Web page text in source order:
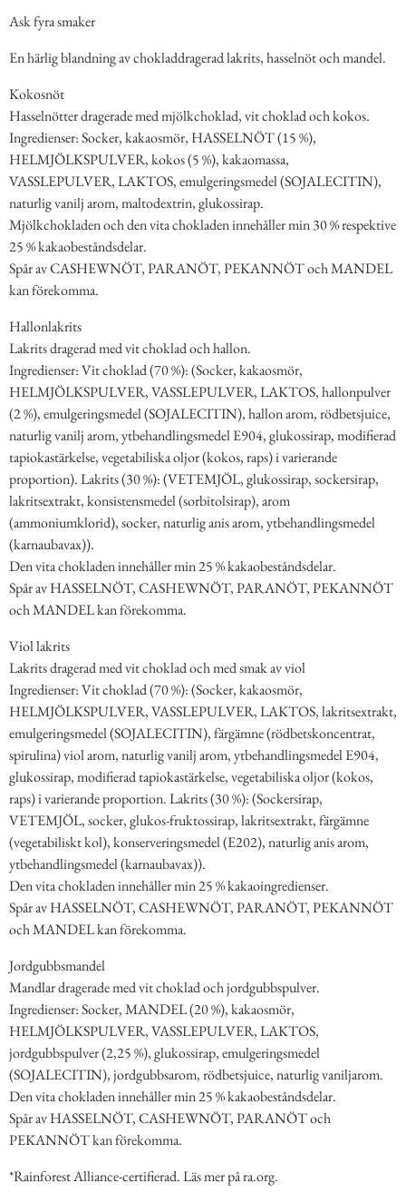
Ask fyra smaker
En härlig blandning av chokladdragerad lakrits, hasselnöt och mandel.
Kokosnöt
Hasselnötter dragerade med mjölkchoklad, vit choklad och kokos.
Ingredienser: Socker, kakaosmör, HASSELNÖT (15 %),
HELMJÖLKSPULVER, kokos (5 %), kakaomassa,
VASSLEPULVER, LAKTOS, emulgeringsmedel (SOJALECITIN),
naturlig vanilj arom, maltodextrin, glukossirap.
Mjölkchokladen och den vita chokladen innehåller min 30 % respektive
25 % kakaobeståndsdelar.
Spår av CASHEWNÖT, PARANÖT, PEKANNÖT och MANDEL
kan förekomma.
Hallonlakrits
Lakrits dragerad med vit choklad och hallon.
Ingredienser: Vit choklad (70 %): (Socker, kakaosmör,
HELMJÖLKSPULVER, VASSLEPULVER, LAKTOS, hallonpulver
(2 %), emulgeringsmedel (SOJALECITIN), hallon arom, rödbetsjuice,
naturlig vanilj arom, ytbehandlingsmedel E904, glukossirap, modifierad
tapiokastärkelse, vegetabiliska oljor (kokos, raps) i varierande
proportion). Lakrits (30 %): (VETEMJÖL, glukossirap, sockersirap,
lakritsextrakt, konsistensmedel (sorbitolsirap), arom
(ammoniumklorid), socker, naturlig anis arom, ytbehandlingsmedel
(karnaubavax)).
Den vita chokladen innehåller min 25 % kakaobeståndsdelar.
Spår av HASSELNÖT, CASHEWNÖT, PARANÖT, PEKANNÖT
och MANDEL kan förekomma.
Viol lakrits
Lakrits dragerad med vit choklad och med smak av viol
Ingredienser: Vit choklad (70 %): (Socker, kakaosmör,
HELMJÖLKSPULVER, VASSLEPULVER, LAKTOS, lakritsextrakt,
emulgeringsmedel (SOJALECITIN), färgämne (rödbetskoncentrat,
spirulina) viol arom, naturlig vanilj arom, ytbehandlingsmedel E904,
glukossirap, modifierad tapiokastärkelse, vegetabiliska oljor (kokos,
raps) i varierande proportion. Lakrits (30 %): (Sockersirap,
VETEMJÖL, socker, glukos-fruktossirap, lakritsextrakt, färgämne
(vegetabiliskt kol), konserveringsmedel (E202), naturlig anis arom,
ytbehandlingsmedel (karnaubavax)).
Den vita chokladen innehåller min 25 % kakaoingredienser.
Spår av HASSELNÖT, CASHEWNÖT, PARANÖT, PEKANNÖT
och MANDEL kan förekomma.
Jordgubbsmandel
Mandlar dragerade med vit choklad och jordgubbspulver.
Ingredienser: Socker, MANDEL (20 %), kakaosmör,
HELMJÖLKSPULVER, VASSLEPULVER, LAKTOS,
jordgubbspulver (2,25 %), glukossirap, emulgeringsmedel
(SOJALECITIN), jordgubbsarom, rödbetsjuice, naturlig vaniljarom.
Den vita chokladen innehåller min 25 % kakaobeståndsdelar.
Spår av HASSELNÖT, CASHEWNÖT, PARANÖT och
PEKANNÖT kan förekomma.
*Rainforest Alliance-certifierad. Läs mer på ra.org.